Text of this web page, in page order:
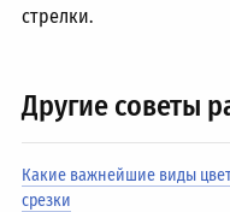
стрелки.
Другие советы
Какие важнейшие виды
срезки